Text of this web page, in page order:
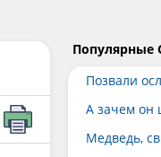
Популярные
Позвали
А зачем он
Медведь,